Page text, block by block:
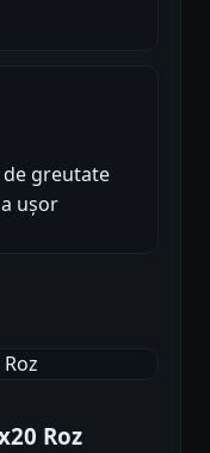
de greutate
ușor
Roz